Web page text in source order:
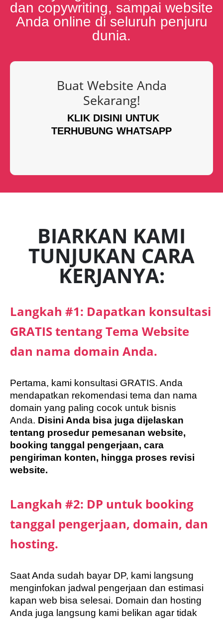
dan copywriting, sampai website
Anda online di seluruh penjuru
dunia.
Buat Website Anda
Sekarang!
KLIK DISINI UNTUK
TERHUBUNG WHATSAPP
BIARKAN KAMI
TUNJUKAN CARA
KERJANYA:
Langkah #1: Dapatkan konsultasi
GRATIS tentang Tema Website
dan nama domain Anda.
Pertama, kami konsultasi GRATIS. Anda
mendapatkan rekomendasi tema dan nama
domain yang paling cocok untuk bisnis
Anda. Disini Anda bisa juga dijelaskan
tentang prosedur pemesanan website,
booking tanggal pengerjaan, cara
pengiriman konten, hingga proses revisi
website.
Langkah #2: DP untuk booking
tanggal pengerjaan, domain, dan
hosting.
Saat Anda sudah bayar DP, kami langsung
menginfokan jadwal pengerjaan dan estimasi
kapan web bisa selesai. Domain dan hosting
Anda juga langsung kami belikan agar tidak